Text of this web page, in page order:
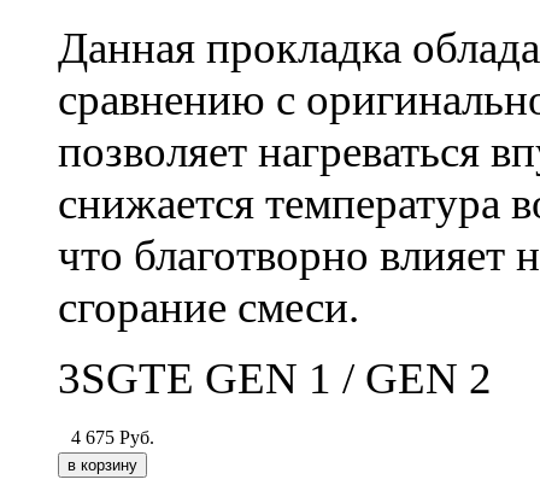
Данная прокладка
сравнению с
позволяет нагреваться
снижается температура
что благотворно влияет
сгорание смеси.
3SGTE GEN 1 / GEN 2
4 675 Руб.